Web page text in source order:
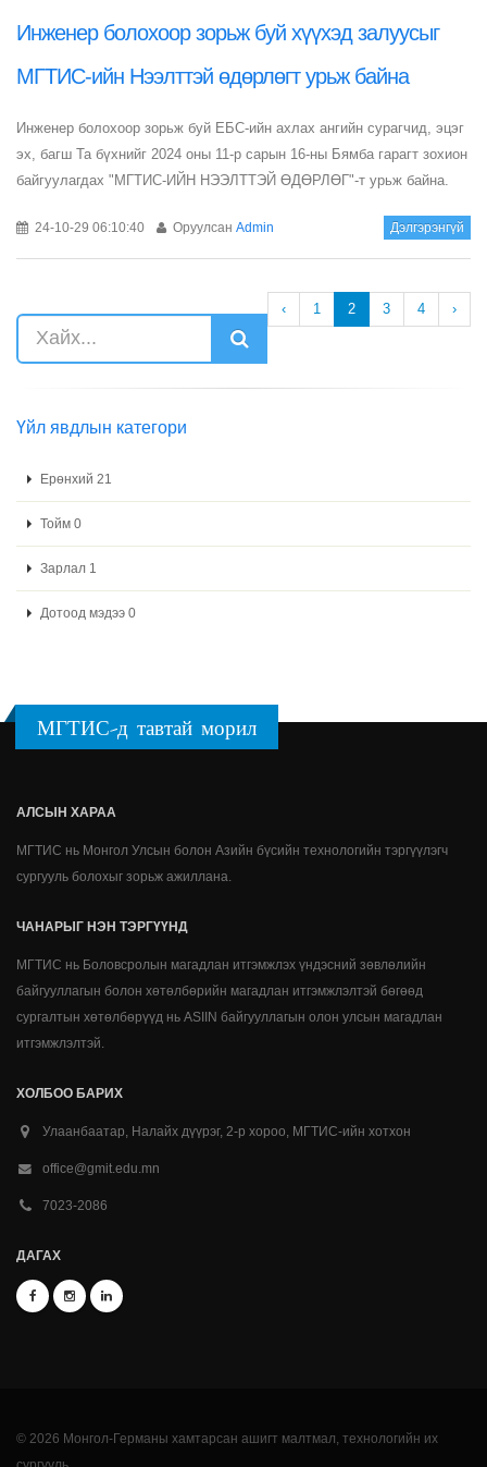
Инженер болохоор зорьж буй хүүхэд залуусыг
МГТИС-ийн Нээлттэй өдөрлөгт урьж байна
Инженер болохоор зорьж буй ЕБС-ийн ахлах ангийн сурагчид, эцэг
эх, багш Та бүхнийг 2024 оны 11-р сарын 16-ны Бямба гарагт зохион
байгуулагдах "МГТИС-ИЙН НЭЭЛТТЭЙ ӨДӨРЛӨГ"-т урьж байна.
24-10-29 06:10:40 Оруулсан Admin Дэлгэрэнгүй
‹ 1 2 3 4 ›
Үйл явдлын категори
Ерөнхий 21
Тойм 0
Зарлал 1
Дотоод мэдээ 0
МГТИС-д тавтай морил
АЛСЫН ХАРАА
МГТИС нь Монгол Улсын болон Азийн бүсийн технологийн тэргүүлэгч
сургууль болохыг зорьж ажиллана.
ЧАНАРЫГ НЭН ТЭРГҮҮНД
МГТИС нь Боловсролын магадлан итгэмжлэх үндэсний зөвлөлийн
байгууллагын болон хөтөлбөрийн магадлан итгэмжлэлтэй бөгөөд
сургалтын хөтөлбөрүүд нь ASIIN байгууллагын олон улсын магадлан
итгэмжлэлтэй.
ХОЛБОО БАРИХ
Улаанбаатар, Налайх дүүрэг, 2-р хороо, МГТИС-ийн хотхон
office@gmit.edu.mn
7023-2086
ДАГАХ
© 2026 Монгол-Германы хамтарсан ашигт малтмал, технологийн их